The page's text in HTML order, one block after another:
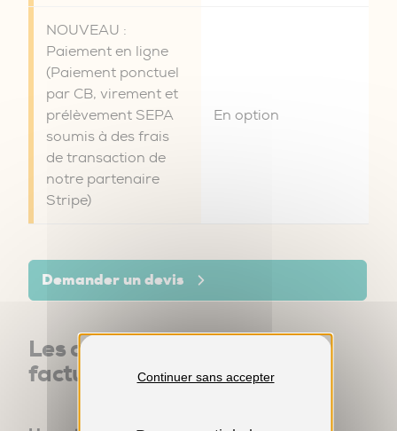
NOUVEAU :
Paiement en ligne
(Paiement ponctuel
par CB, virement et
prélèvement SEPA
soumis à des frais
de transaction de
notre partenaire
Stripe)
En option
Demander un devis
Les avantages du devis
facturier pro eXpert
Continuer sans accepter